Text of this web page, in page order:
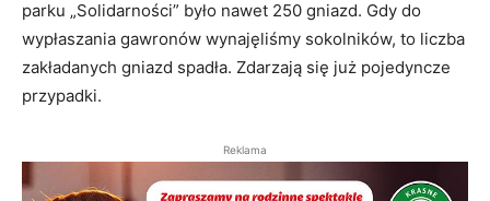
parku „Solidarności” było nawet 250 gniazd. Gdy do
wypłaszania gawronów wynajęliśmy sokolników, to liczba
zakładanych gniazd spadła. Zdarzają się już pojedyncze
przypadki.
Reklama